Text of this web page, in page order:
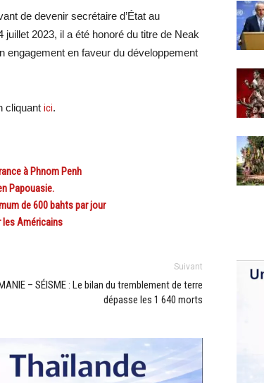
de devenir secrétaire d’État au
2023, il a été honoré du titre de Neak
engagement en faveur du développement
cliquant ici.
à Phnom Penh
Papouasie.
de 600 bahts par jour
les Américains
Suivant
– SÉISME : Le bilan du tremblement de terre
dépasse les 1 640 morts